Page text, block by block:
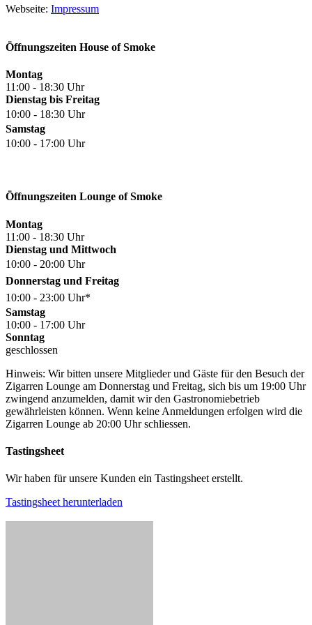
Webseite: Impressum
Öffnungszeiten House of Smoke
Montag
11:00 - 18:30 Uhr
Dienstag bis Freitag
10:00 - 18:30 Uhr
Samstag
10:00 - 17:00 Uhr
Öffnungszeiten Lounge of Smoke
Montag
11:00 - 18:30 Uhr
Dienstag und Mittwoch
10:00 - 20:00 Uhr
Donnerstag und Freitag
10:00 - 23:00 Uhr*
Samstag
10:00 - 17:00 Uhr
Sonntag
geschlossen
Hinweis: Wir bitten unsere Mitglieder und Gäste für den Besuch der
Zigarren Lounge am Donnerstag und Freitag, sich bis um 19:00 Uhr
zwingend anzumelden, damit wir den Gastronomiebetrieb
gewährleisten können. Wenn keine Anmeldungen erfolgen wird die
Zigarren Lounge ab 20:00 Uhr schliessen.
Tastingsheet
Wir haben für unsere Kunden ein Tastingsheet erstellt.
Tastingsheet herunterladen